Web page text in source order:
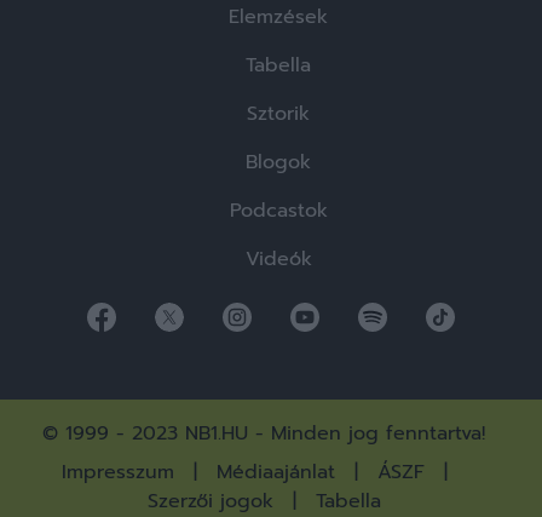
Elemzések
Tabella
Sztorik
Blogok
Podcastok
Videók
© 1999 - 2023 NB1.HU - Minden jog fenntartva!
Impresszum
Médiaajánlat
ÁSZF
Szerzői jogok
Tabella